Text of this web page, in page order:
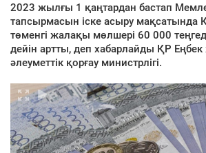
2023 жылғы 1 қаңтардан бастап
тапсырмасын іске асыру мақсатында
төменгі жалақы мөлшері 60 000
дейін артты, деп хабарлайды ҚР
әлеуметтік қорғау министрлігі.